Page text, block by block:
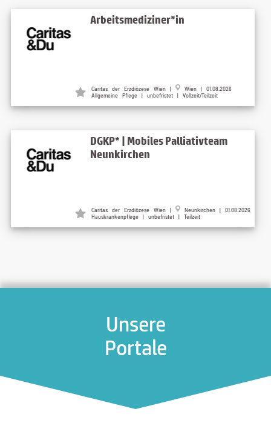
Arbeitsmediziner*in
Caritas der Erzdiözese Wien |
Wien | 01.08.2026
Allgemeine Pflege | unbefristet | Vollzeit/Teilzeit
DGKP* | Mobiles Palliativteam
Neunkirchen
Caritas der Erzdiözese Wien |
Neunkirchen | 01.08.2026
Hauskrankenpflege | unbefristet | Teilzeit
Unsere
Portale